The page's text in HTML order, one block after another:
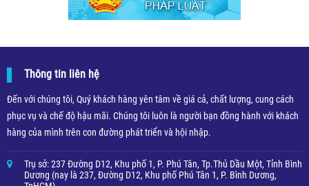
Thông tin liên hệ
Đến với chúng tôi, Quý khách hàng yên tâm về giá cả, chất lượng, cung cách
phục vụ và chế độ hậu mãi. Chúng tôi luôn là người bạn đồng hành với khách
hàng của mình trên con đường phát triển và hội nhập.
Trụ sở: 237 Đường D12, Khu phố 1, P. Phú Tân, Tp.Thủ Dầu Một, Tỉnh Bình
Dương (nay là 237, Đường D12, Khu phố Phú Tân 1, P. Bình Dương,